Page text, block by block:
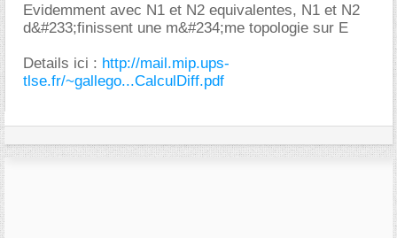
Evidemment avec N1 et N2 equivalentes, N1 et N2
d&#233;finissent une m&#234;me topologie sur E
Details ici : http://mail.mip.ups-
tlse.fr/~gallego...CalculDiff.pdf